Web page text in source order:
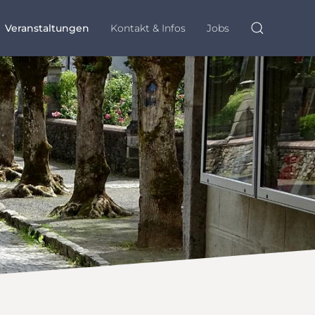
Veranstaltungen Kontakt & Infos Jobs